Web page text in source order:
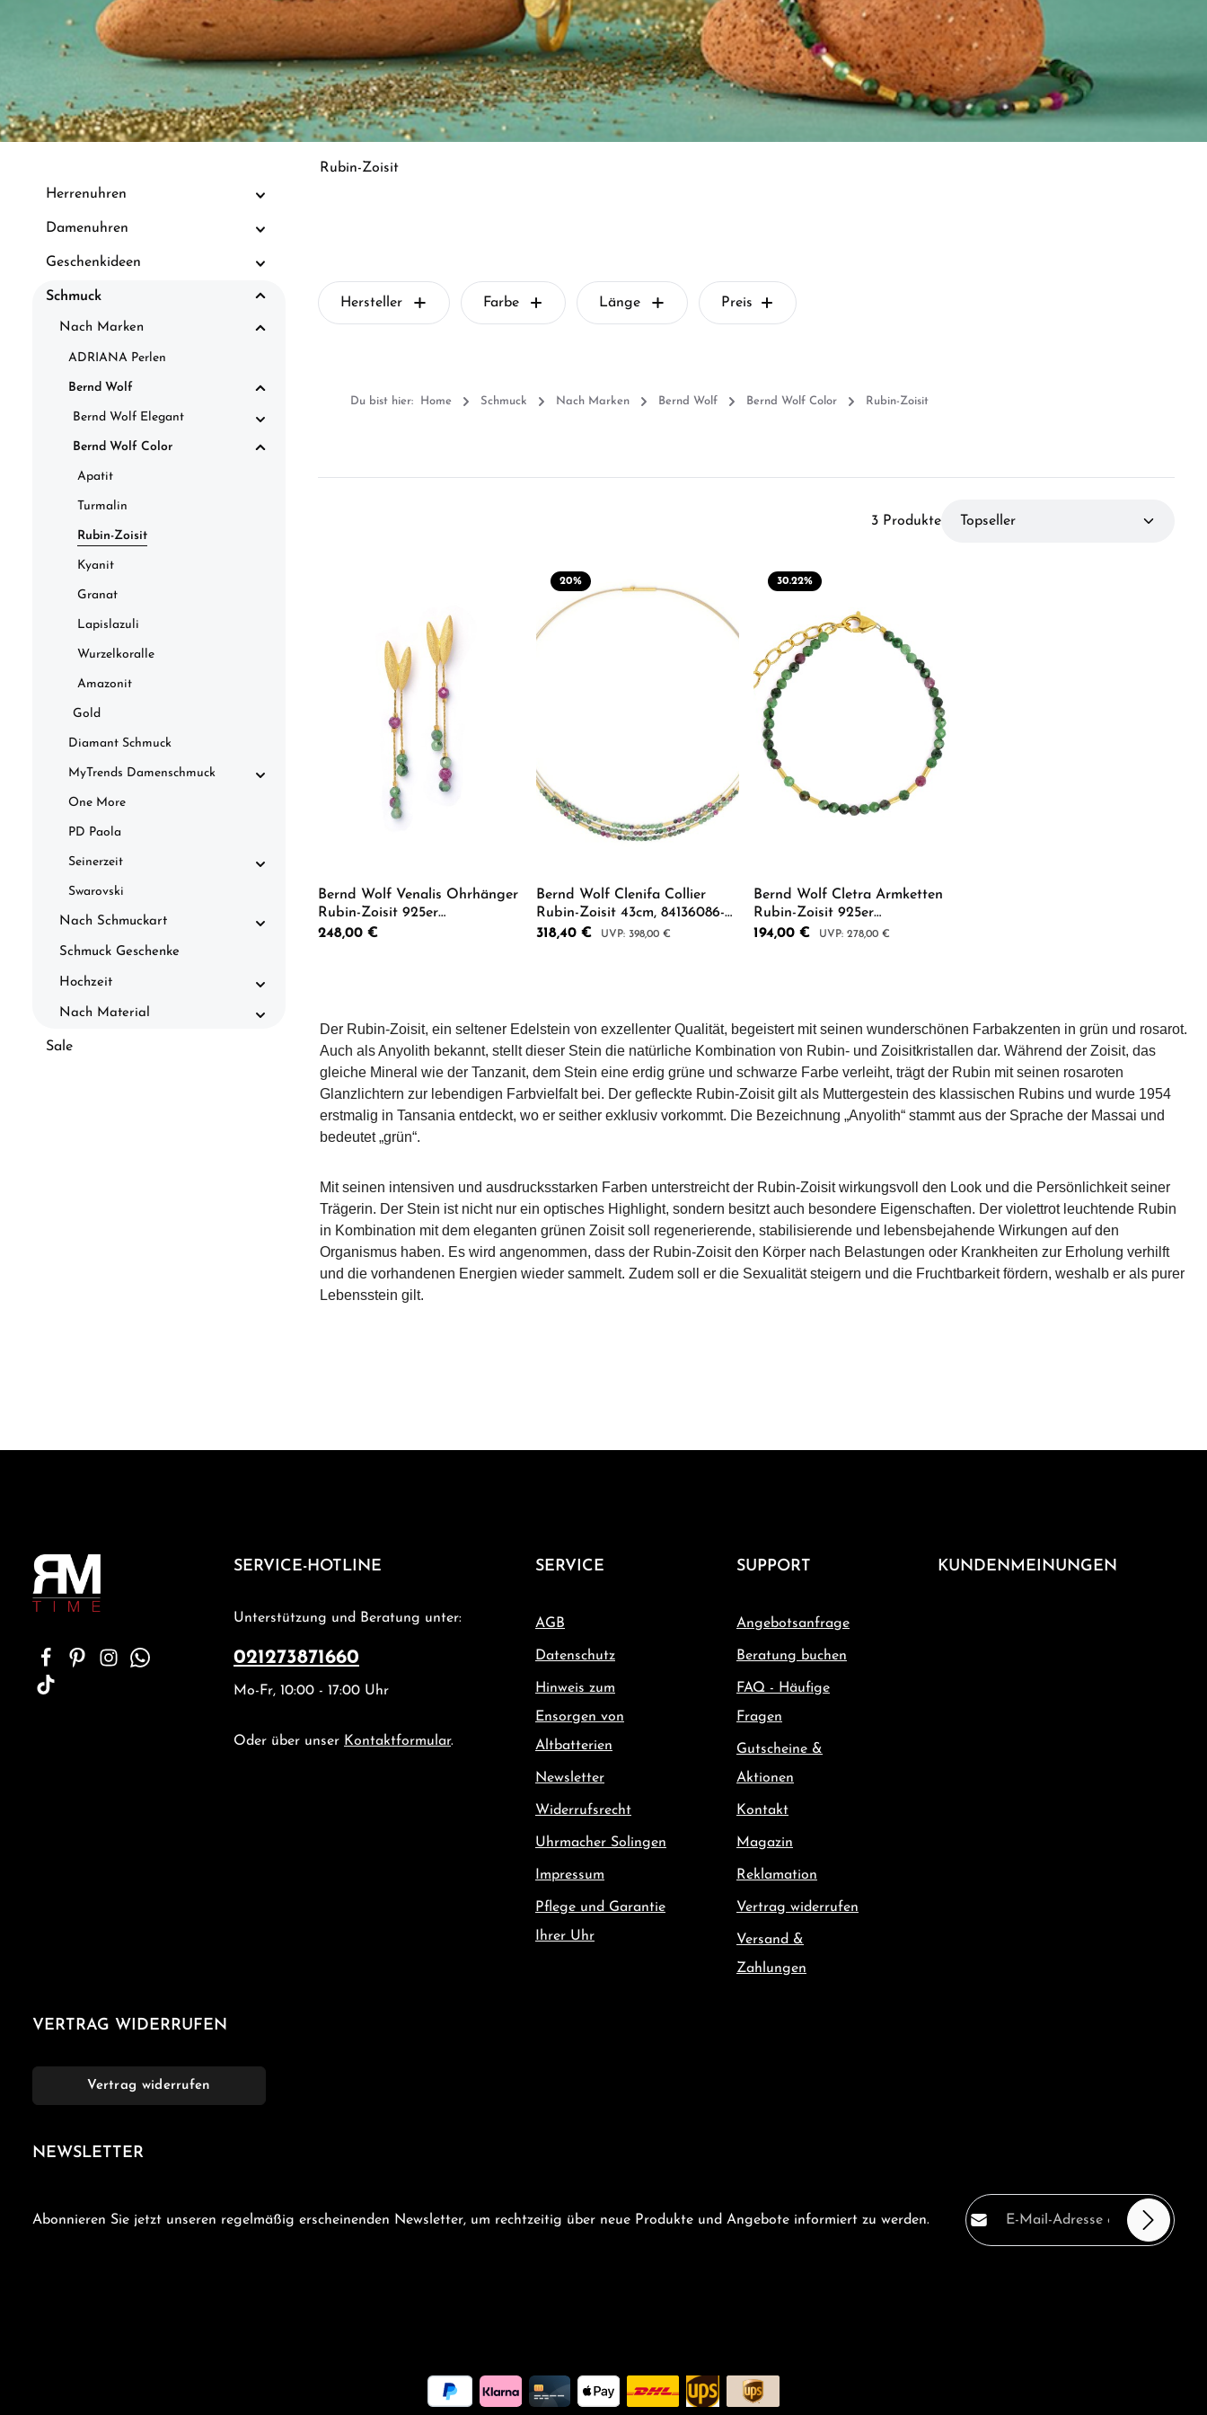
Herrenuhren
Damenuhren
Geschenkideen
Schmuck
Nach Marken
ADRIANA Perlen
Bernd Wolf
Bernd Wolf Elegant
Bernd Wolf Color
Apatit
Turmalin
Rubin-Zoisit
Kyanit
Granat
Lapislazuli
Wurzelkoralle
Amazonit
Gold
Diamant Schmuck
MyTrends Damenschmuck
One More
PD Paola
Seinerzeit
Swarovski
Nach Schmuckart
Schmuck Geschenke
Hochzeit
Nach Material
Sale
Rubin-Zoisit
Hersteller Farbe Länge Preis
Du bist hier: Home Schmuck Nach Marken Bernd Wolf Bernd Wolf Color Rubin-Zoisit
3 Produkte
Bernd Wolf Venalis Ohrhänger
Rubin-Zoisit 925er
Sterlingsilber
Regulärer Preis:
248,00 €
20%
Bernd Wolf Clenifa Collier
Rubin-Zoisit 43cm, 84136086-
043
Verkaufspreis:
318,40 € Regulärer Preis:
398,00 €
30.22%
Bernd Wolf Cletra Armketten
Rubin-Zoisit 925er
Sterlingsilber 17-21cm
Verkaufspreis:
194,00 € Regulärer Preis:
278,00 €
Der Rubin-Zoisit, ein seltener Edelstein von exzellenter Qualität, begeistert mit seinen wunderschönen Farbakzenten in grün und rosarot.
Auch als Anyolith bekannt, stellt dieser Stein die natürliche Kombination von Rubin- und Zoisitkristallen dar. Während der Zoisit, das
gleiche Mineral wie der Tanzanit, dem Stein eine erdig grüne und schwarze Farbe verleiht, trägt der Rubin mit seinen rosaroten
Glanzlichtern zur lebendigen Farbvielfalt bei. Der gefleckte Rubin-Zoisit gilt als Muttergestein des klassischen Rubins und wurde 1954
erstmalig in Tansania entdeckt, wo er seither exklusiv vorkommt. Die Bezeichnung „Anyolith“ stammt aus der Sprache der Massai und
bedeutet „grün“.
Mit seinen intensiven und ausdrucksstarken Farben unterstreicht der Rubin-Zoisit wirkungsvoll den Look und die Persönlichkeit seiner
Trägerin. Der Stein ist nicht nur ein optisches Highlight, sondern besitzt auch besondere Eigenschaften. Der violettrot leuchtende Rubin
in Kombination mit dem eleganten grünen Zoisit soll regenerierende, stabilisierende und lebensbejahende Wirkungen auf den
Organismus haben. Es wird angenommen, dass der Rubin-Zoisit den Körper nach Belastungen oder Krankheiten zur Erholung verhilft
und die vorhandenen Energien wieder sammelt. Zudem soll er die Sexualität steigern und die Fruchtbarkeit fördern, weshalb er als purer
Lebensstein gilt.
SERVICE-HOTLINE
Unterstützung und Beratung unter:
021273871660
Mo-Fr, 10:00 - 17:00 Uhr
Oder über unser Kontaktformular.
SERVICE
AGB
Datenschutz
Hinweis zum
Ensorgen von
Altbatterien
Newsletter
Widerrufsrecht
Uhrmacher Solingen
Impressum
Pflege und Garantie
Ihrer Uhr
SUPPORT
Angebotsanfrage
Beratung buchen
FAQ - Häufige
Fragen
Gutscheine &
Aktionen
Kontakt
Magazin
Reklamation
Vertrag widerrufen
Versand &
Zahlungen
KUNDENMEINUNGEN
VERTRAG WIDERRUFEN
Vertrag widerrufen
NEWSLETTER
Abonnieren Sie jetzt unseren regelmäßig erscheinenden Newsletter, um rechtzeitig über neue Produkte und Angebote informiert zu werden.
E-Mail-Adresse*